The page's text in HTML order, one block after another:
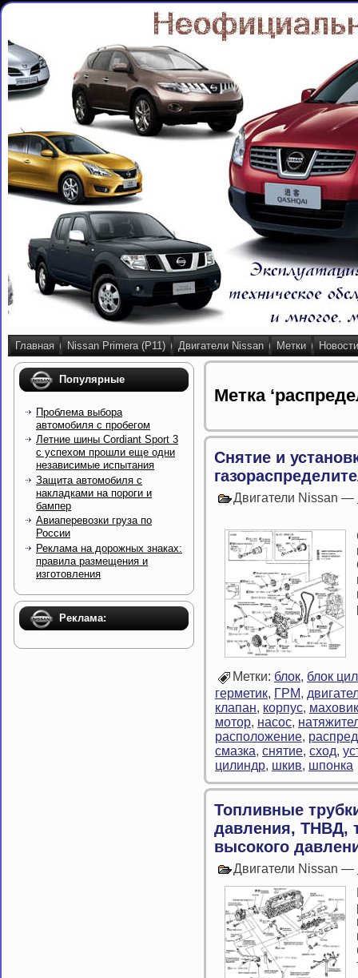
Главная Nissan Primera (P11) Двигатели Nissan Метки Новости
Популярные
Проблема выбора
автомобиля с пробегом
Летние шины Cordiant Sport 3
с успехом прошли еще одни
независимые испытания
Защита автомобиля с
накладками на пороги и
бампер
Авиаперевозки груза по
России
Реклама на дорожных знаках:
правила размещения и
изготовления
Реклама:
Метка
Снятие и
Двигатели Nissan —
Метки: блок, блок
герметик, ГРМ,
клапан, корпус, маховик
мотор, насос,
расположение,
смазка, снятие, сход,
цилиндр, шкив, шпонка
Топливные
давления, ТНВД,
высокого
Двигатели Nissan —